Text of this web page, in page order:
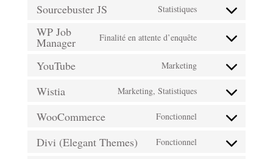
Sourcebuster JS Statistiques
Consent
sourcebuster-
WP Job
Manager Finalité en attente d’enquête
Consent
YouTube Marketing
Consent
youtube
Wistia Marketing, Statistiques
Consent
WooCommerce Fonctionnel
Consent
Divi (Elegant Themes) Fonctionnel
Consent